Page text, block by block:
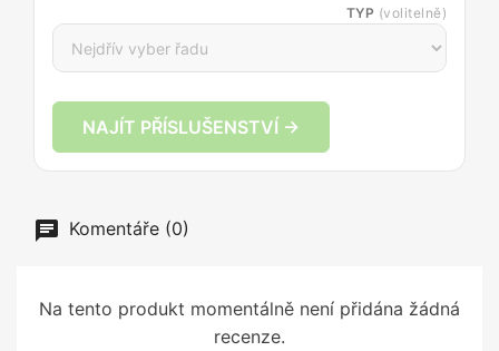
TYP (volitelně)
NAJÍT PŘÍSLUŠENSTVÍ →
Komentáře (0)
Na tento produkt momentálně není přidána žádná
recenze.